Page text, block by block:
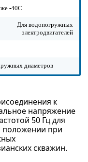
-40С
Для водопогружных
электродвигателей
диаметров
к
напряжение
50 Гц для
положении при
скважин.